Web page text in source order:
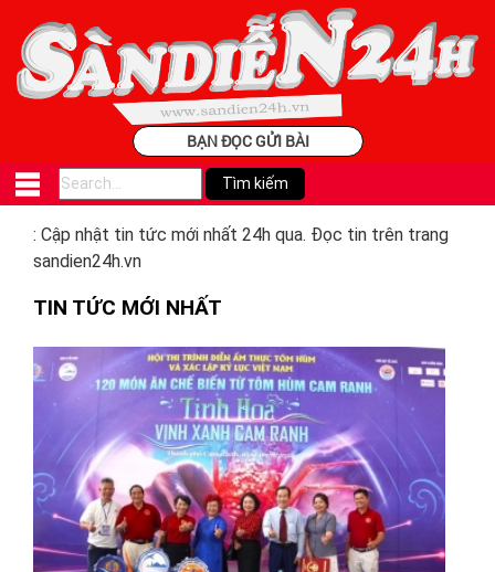
BẠN ĐỌC GỬI BÀI
: Cập nhật tin tức mới nhất 24h qua. Đọc tin trên trang
sandien24h.vn
TIN TỨC MỚI NHẤT